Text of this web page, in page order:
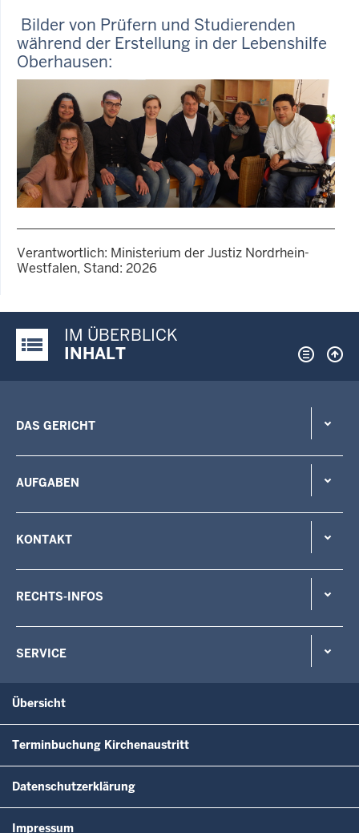
Bilder von Prüfern und Studierenden
während der Erstellung in der Lebenshilfe
Oberhausen:
1 von 4
Oberhausen mit Studierenden
und Frau Weiß (Dozentin
FHR)
Verantwortlich: Ministerium der Justiz Nordrhein-
Westfalen, Stand: 2026
Justiz-Portal im Überblick:
IM ÜBERBLICK
INHALT
DAS GERICHT
AUFGABEN
KONTAKT
RECHTS-INFOS
SERVICE
Übersicht
Terminbuchung Kirchenaustritt
Datenschutzerklärung
Impressum